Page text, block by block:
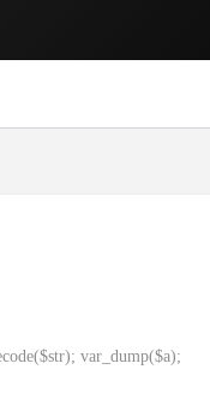
var_dump($a);